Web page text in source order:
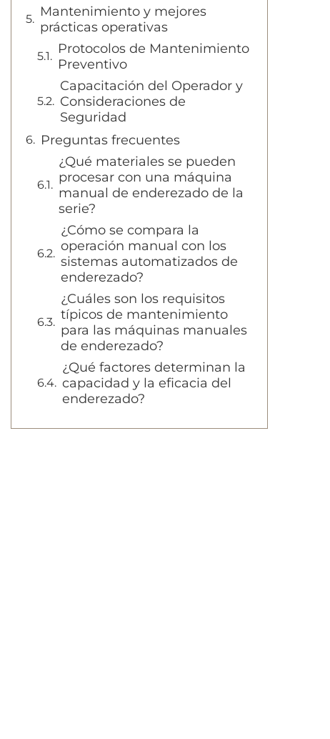
Mantenimiento y mejores
prácticas operativas
Protocolos de Mantenimiento
Preventivo
Capacitación del Operador y
Consideraciones de
Seguridad
Preguntas frecuentes
¿Qué materiales se pueden
procesar con una máquina
manual de enderezado de la
serie?
¿Cómo se compara la
operación manual con los
sistemas automatizados de
enderezado?
¿Cuáles son los requisitos
típicos de mantenimiento
para las máquinas manuales
de enderezado?
¿Qué factores determinan la
capacidad y la eficacia del
enderezado?